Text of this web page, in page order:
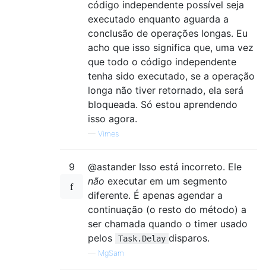
código independente possível seja
executado enquanto aguarda a
conclusão de operações longas. Eu
acho que isso significa que, uma vez
que todo o código independente
tenha sido executado, se a operação
longa não tiver retornado, ela será
bloqueada. Só estou aprendendo
isso agora.
— Vimes
9
@astander Isso está incorreto. Ele
não executar em um segmento
diferente. É apenas agendar a
continuação (o resto do método) a
ser chamada quando o timer usado
pelos
Task.Delay disparos.
— MgSam